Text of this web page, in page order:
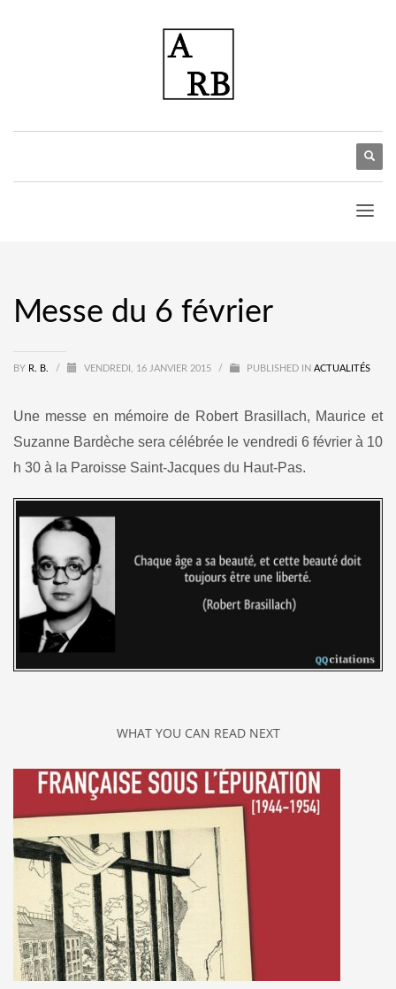
Messe du 6 février
BY R. B. / VENDREDI, 16 JANVIER 2015 / PUBLISHED IN ACTUALITÉS
Une messe en mémoire de Robert Brasillach, Maurice et
Suzanne Bardèche sera célébrée le vendredi 6 février à 10
h 30 à la Paroisse Saint-Jacques du Haut-Pas.
WHAT YOU CAN READ NEXT